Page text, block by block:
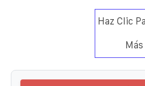
Haz Clic
Más